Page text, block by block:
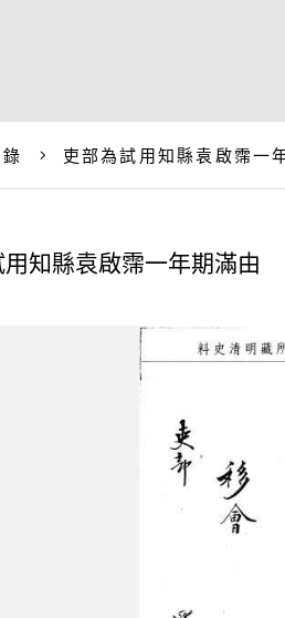
吏部為試用知縣袁啟霈一
知縣袁啟霈一年期滿由